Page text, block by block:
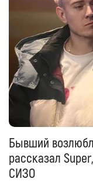
Бывший
рассказал
СИЗО